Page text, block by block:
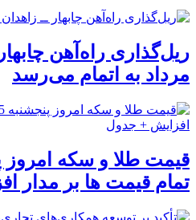
ریل‌گذاری راه‌آهن چابهار
مرداد به اتمام می‌رسد
تمام قیمت ها بر مدار